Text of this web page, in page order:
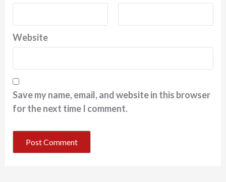
Website
Save my name, email, and website in this browser
for the next time I comment.